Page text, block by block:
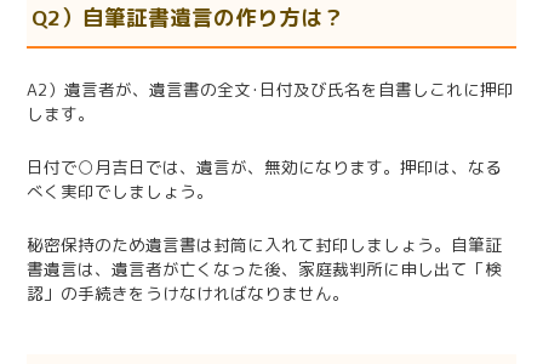
Q2）自筆証書遺言の作り方は？
A2）遺言者が、遺言書の全文･日付及び氏名を自書しこれに押印
します。
日付で○月吉日では、遺言が、無効になります。押印は、なる
べく実印でしましょう。
秘密保持のため遺言書は封筒に入れて封印しましょう。自筆証
書遺言は、遺言者が亡くなった後、家庭裁判所に申し出て「検
認」の手続きをうけなければなりません。